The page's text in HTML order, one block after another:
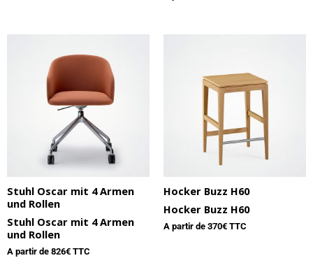
Stuhl Oscar mit 4 Armen
und Rollen
Stuhl Oscar mit 4 Armen
und Rollen
A partir de 826€ TTC
Hocker Buzz H60
Hocker Buzz H60
A partir de 370€ TTC